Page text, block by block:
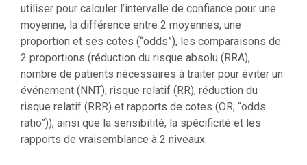
utiliser pour calculer l’intervalle de confiance pour une
moyenne, la différence entre 2 moyennes, une
proportion et ses cotes (“odds”), les comparaisons de
2 proportions (réduction du risque absolu (RRA),
nombre de patients nécessaires à traiter pour éviter un
événement (NNT), risque relatif (RR), réduction du
risque relatif (RRR) et rapports de cotes (OR; “odds
ratio”)), ainsi que la sensibilité, la spécificité et les
rapports de vraisemblance à 2 niveaux.